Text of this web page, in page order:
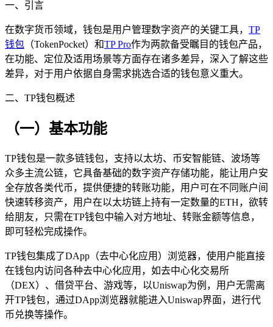
一、引言
在数字货币领域，钱包是用户管理数字资产的关键工具， TP
钱包 （TokenPocket）和TP Pro作为两款备受瞩目的钱包产品，
在功能、定位及适用场景等方面存在诸多差异，深入了解这些
差异，对于用户依据自身需求挑选合适的钱包意义重大。
二、TP钱包概述
（一）基本功能
TP钱包是一款多链钱包，支持以太坊、币安智能链、波场等
众多主流公链，它具备基础的数字资产存储功能，能让用户安
全存放各类代币，提供便捷的转账功能，用户可在不同账户间
快速转移资产，用户在以太坊链上持有一定数量的ETH，欲转
给朋友，只需在TP钱包中输入对方地址、转账金额等信息，
即可轻松完成操作。
TP钱包集成了DApp（去中心化应用）浏览器，使用户能直接
在钱包内访问各种去中心化应用，如去中心化交易所
（DEX）、借贷平台、游戏等，以Uniswap为例，用户无需离
开TP钱包，通过DApp浏览器就能进入Uniswap界面，进行代
币兑换等操作。